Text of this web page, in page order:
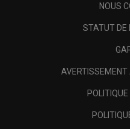
NOUS
STATUT DE